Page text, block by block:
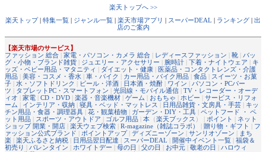
楽天トップへ >>
楽天トップ
特集一覧 ジャンル一覧 楽天市場アプリ スーパーDEAL ランキング
出
店のご案内
【楽天市場のサービス】
ファッション 総合
家電・パソコン・カメラ 総合 レディースファッション 靴
バッ
グ・小物・ブランド雑貨
ジュエリー・アクセサリー 腕時計 下着・ナイトウェア
キ
ッズ・ベビー用品・マタニティ
ダイエット・健康
医薬品・コンタクトレンズ・介護
用品
美容・コスメ・香水 車・バイク カー用品・バイク用品 食品
スイーツ・お菓
子
水・ソフトドリンク ビール・洋酒 日本酒・焼酎 ワイン
パソコン・PCパー
ツ
タブレットPC・スマートフォン 光回線・モバイル通信
TV・レコーダー・オーデ
ィオ
家電 CD・DVD 楽器・音楽機材 ゲーム おもちゃ ホビー
サービス・リフォ
ーム
インテリア・収納 寝具・ベッド・マットレス 日用品雑貨・文房具・手芸
キッ
チン用品・食器・調理器具
花・観葉植物 ガーデン・DIY・工具
ペットフード ・ ペ
ット用品
スポーツ・アウトドア ゴルフ用品 本 （楽天ブックス ） | ポイント
ネット
ショップ 開業・開店
楽天ウェブ検索 R-magazine（雑誌コラボ） 贈り物・ギフト
フ
ァッション公式ブランド
ポイントアップ ディズニーゾーン サンリオゾーン
まち
楽
楽天ふるさと納税 日用品翌日配達 スーパーDEAL 開催中イベント一覧
福袋＆
初売り
バレンタイン ホワイトデー 母の日 父の日 お中元 敬老の日
ハロウィ